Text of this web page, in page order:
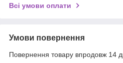
Всі умови оплати
Умови повернення
Повернення товару впродовж 14